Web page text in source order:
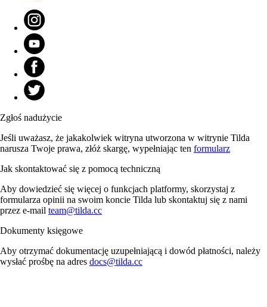
Zgłoś nadużycie
Jeśli uważasz, że jakakolwiek witryna utworzona w witrynie Tilda
narusza Twoje prawa, złóż skargę, wypełniając ten formularz
Jak skontaktować się z pomocą techniczną
Aby dowiedzieć się więcej o funkcjach platformy, skorzystaj z
formularza opinii na swoim koncie Tilda lub skontaktuj się z nami
przez e-mail team@tilda.cc
Dokumenty księgowe
Aby otrzymać dokumentację uzupełniającą i dowód płatności, należy
wysłać prośbę na adres docs@tilda.cc